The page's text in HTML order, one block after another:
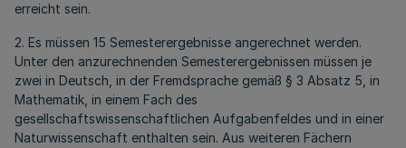
erreicht sein.
2. Es müssen 15 Semesterergebnisse angerechnet werden.
Unter den anzurechnenden Semesterergebnissen müssen je
zwei in Deutsch, in der Fremdsprache gemäß § 3 Absatz 5, in
Mathematik, in einem Fach des
gesellschaftswissenschaftlichen Aufgabenfeldes und in einer
Naturwissenschaft enthalten sein. Aus weiteren Fächern